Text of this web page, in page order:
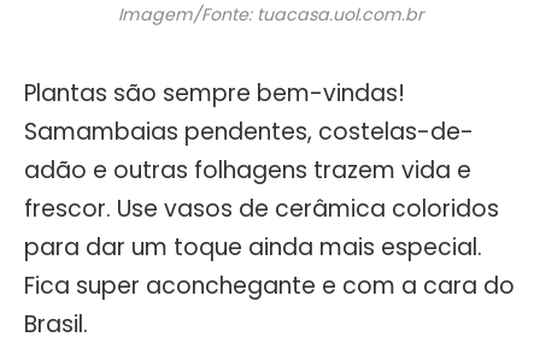
Imagem/Fonte: tuacasa.uol.com.br
Plantas são sempre bem-vindas!
Samambaias pendentes, costelas-de-
adão e outras folhagens trazem vida e
frescor. Use vasos de cerâmica coloridos
para dar um toque ainda mais especial.
Fica super aconchegante e com a cara do
Brasil.